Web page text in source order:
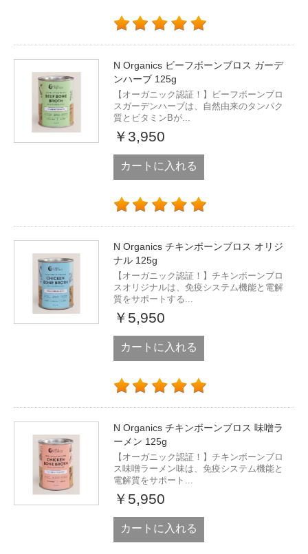
N Organics ビーフボーンブロス ガーデ
ンハーブ 125g
【オーガニック認証！】ビーフボーンブロ
スガーデンハーブは、自然由来のタンパク
質とビタミンBが...
￥3,950
カートに入れる
N Organics チキンボーンブロス オリジ
ナル 125g
【オーガニック認証！】チキンボーンブロ
スオリジナルは、免疫システム機能と電解
質をサポートする...
￥5,950
カートに入れる
N Organics チキンボーンブロス 味噌ラ
ーメン 125g
【オーガニック認証！】チキンボーンブロ
ス味噌ラーメン味は、免疫システム機能と
電解質をサポート...
￥5,950
カートに入れる